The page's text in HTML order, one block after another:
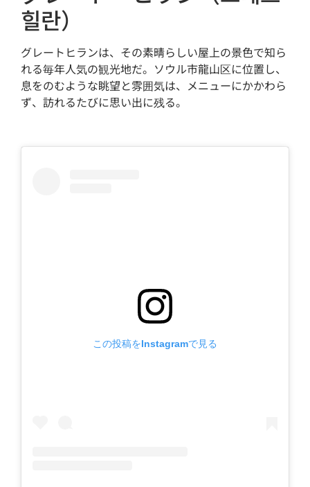
힐란）
グレートヒランは、その素晴らしい屋上の景色で知ら
れる毎年人気の観光地だ。ソウル市龍山区に位置し、
息をのむような眺望と雰囲気は、メニューにかかわら
ず、訪れるたびに思い出に残る。
この投稿をInstagramで見る